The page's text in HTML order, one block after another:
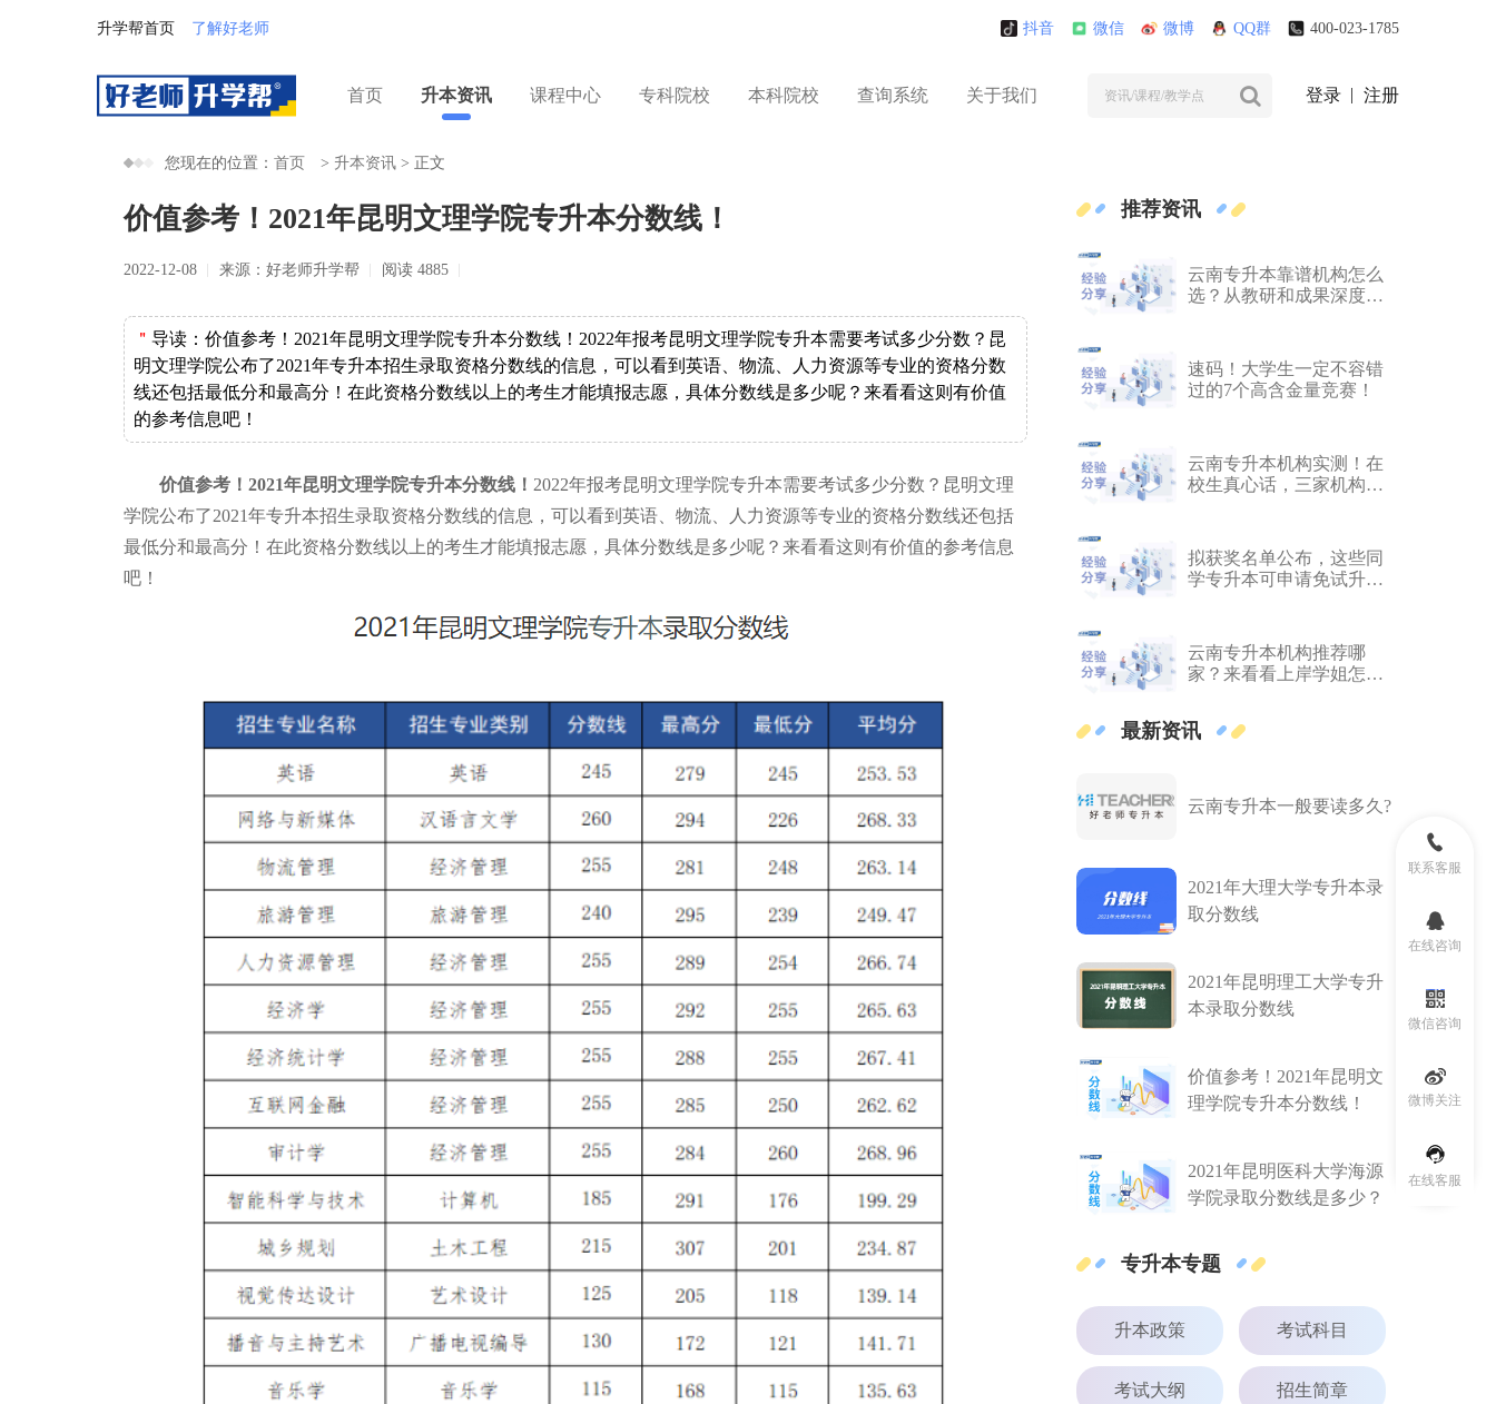
升学帮首页 了解好老师 抖音 微信 微博 QQ群 400-023-1785
首页 升本资讯 课程中心 专科院校 本科院校 查询系统 关于我们 登录 注册
联系客服
在线咨询
微信咨询
微博关注
在线客服
您现在的位置： 首页 > 升本资讯 > 正文
价值参考！2021年昆明文理学院专升本分数线！
2022-12-08 来源：好老师升学帮 阅读 4885
＂ 导读： ​价值参考！2021年昆明文理学院专升本分数线！2022年报考昆明文理学院专升本需要考试多少分数？昆
明文理学院公布了2021年专升本招生录取资格分数线的信息，可以看到英语、物流、人力资源等专业的资格分数
线还包括最低分和最高分！在此资格分数线以上的考生才能填报志愿，具体分数线是多少呢？来看看这则有价值
的参考信息吧！
价值参考！2021年昆明文理学院专升本分数线！ 2022年报考昆明文理学院专升本需要考试多少分数？ 昆明文理
学院公布了2021年专升本招生录取资格分数线的信息，可以看到英语、物流、人力资源等专业的资格分数线还包括
最低分和最高分！在此资格分数线以上的考生才能填报志愿，具体分数线是多少呢？来看看这则有价值的参考信息
吧！
推荐资讯
云南专升本靠谱机构怎么
选？从教研和成果深度剖
速码！大学生一定不容错
过的7个高含金量竞赛！
云南专升本机构实测！在
校生真心话，三家机构客
拟获奖名单公布，这些同
学专升本可申请免试升
云南专升本机构推荐哪
家？来看看上岸学姐怎么
最新资讯
云南专升本一般要读多久?
2021年大理大学专升本录
取分数线
2021年昆明理工大学专升
本录取分数线
价值参考！2021年昆明文
理学院专升本分数线！
2021年昆明医科大学海源
学院录取分数线是多少？
专升本专题
升本政策 考试科目
考试大纲 招生简章